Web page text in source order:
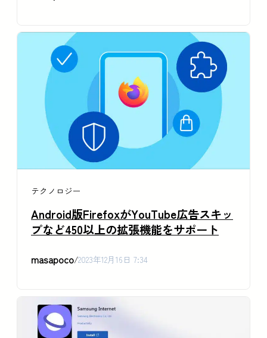
テクノロジー
Android版FirefoxがYouTube広告スキッ
プなど450以上の拡張機能をサポート
masapoco/2023年12月16日 7:34